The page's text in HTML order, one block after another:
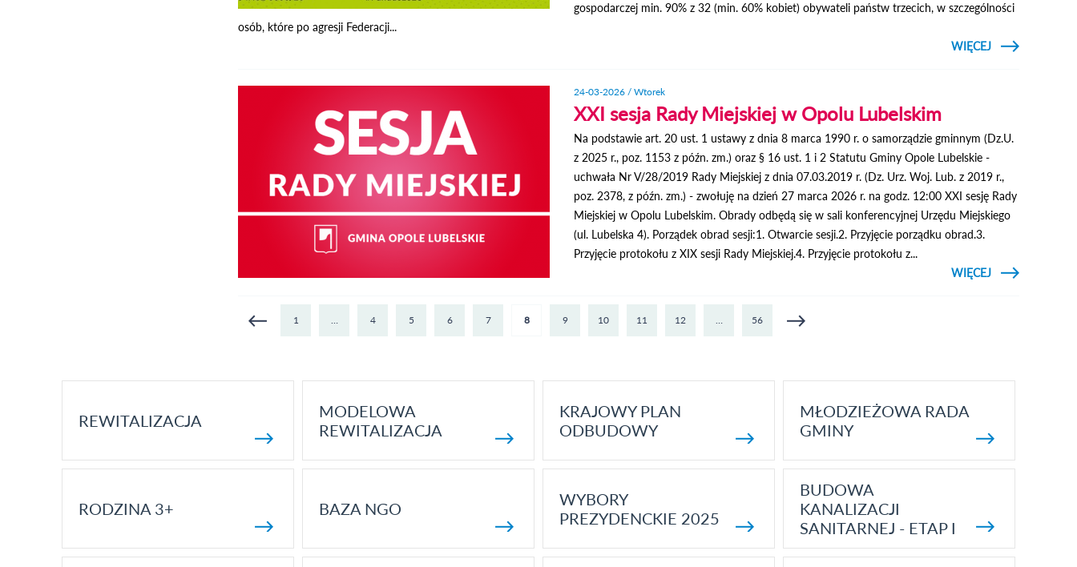
gospodarczej min. 90% z 32 (min. 60% kobiet) obywateli państw trzecich, w szczególności
osób, które po agresji Federacji...
CZYTAJ
WIĘCEJ
O FUNDACJA
24-03-2026 / Wtorek
XXI sesja Rady Miejskiej w Opolu Lubelskim
Na podstawie art. 20 ust. 1 ustawy z dnia 8 marca 1990 r. o samorządzie gminnym (Dz.U.
z 2025 r., poz. 1153 z późn. zm.) oraz § 16 ust. 1 i 2 Statutu Gminy Opole Lubelskie -
uchwała Nr V/28/2019 Rady Miejskiej z dnia 07.03.2019 r. (Dz. Urz. Woj. Lub. z 2019 r.,
poz. 2378, z późn. zm.) - zwołuję na dzień 27 marca 2026 r. na godz. 12:00 XXI sesję Rady
Miejskiej w Opolu Lubelskim. Obrady odbędą się w sali konferencyjnej Urzędu Miejskiego
(ul. Lubelska 4). Porządek obrad sesji:1. Otwarcie sesji.2. Przyjęcie porządku obrad.3.
Przyjęcie protokołu z XIX sesji Rady Miejskiej.4. Przyjęcie protokołu z...
CZYTAJ
WIĘCEJ
Strony 1 … 4 5 6 7 8 9 10 11 12 … 56
REWITALIZACJA
MODELOWA
REWITALIZACJA
KRAJOWY PLAN
ODBUDOWY
MŁODZIEŻOWA RADA
GMINY
RODZINA 3+ BAZA NGO
WYBORY
PREZYDENCKIE 2025
BUDOWA
KANALIZACJI
SANITARNEJ - ETAP I